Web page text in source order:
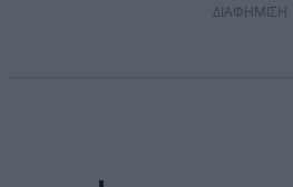
ΔΙΑΦΗΜΙΣΗ